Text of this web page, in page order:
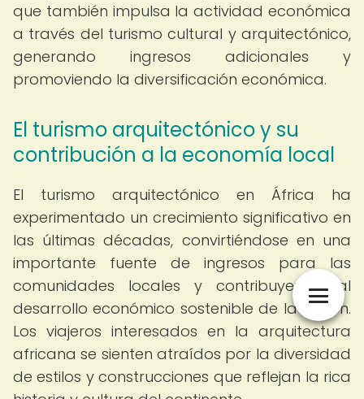
que también impulsa la actividad económica
a través del turismo cultural y arquitectónico,
generando ingresos adicionales y
promoviendo la diversificación económica.
El turismo arquitectónico y su
contribución a la economía local
El turismo arquitectónico en África ha
experimentado un crecimiento significativo en
las últimas décadas, convirtiéndose en una
importante fuente de ingresos para las
comunidades locales y contribuyendo al
desarrollo económico sostenible de la región.
Los viajeros interesados en la arquitectura
africana se sienten atraídos por la diversidad
de estilos y construcciones que reflejan la rica